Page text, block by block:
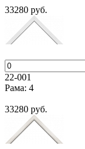
33280 руб.
22-001
Рама: 4
33280 руб.